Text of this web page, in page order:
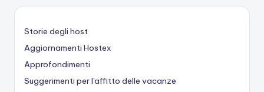
Storie degli host
Aggiornamenti Hostex
Approfondimenti
Suggerimenti per l'affitto delle vacanze